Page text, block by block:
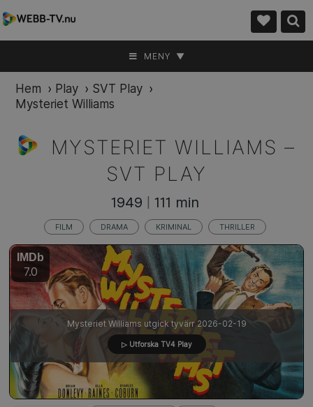
MENY ▼
Hem › Play › SVT Play ›
Mysteriet Williams
MYSTERIET WILLIAMS –
SVT PLAY
Mysteriet Williams utgick tyvärr 2026-02-19
▷ Utforska TV4 Play
1949 111 min
FILM DRAMA KRIMINAL THRILLER
IMDb
7.0